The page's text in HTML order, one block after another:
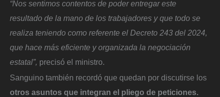
“Nos sentimos contentos de poder entregar este
resultado de la mano de los trabajadores y que todo se
realiza teniendo como referente el Decreto 243 del 2024,
que hace más eficiente y organizada la negociación
estatal”, precisó el ministro.
Sanguino también recordó que quedan por discutirse los
otros asuntos que integran el pliego de peticiones.